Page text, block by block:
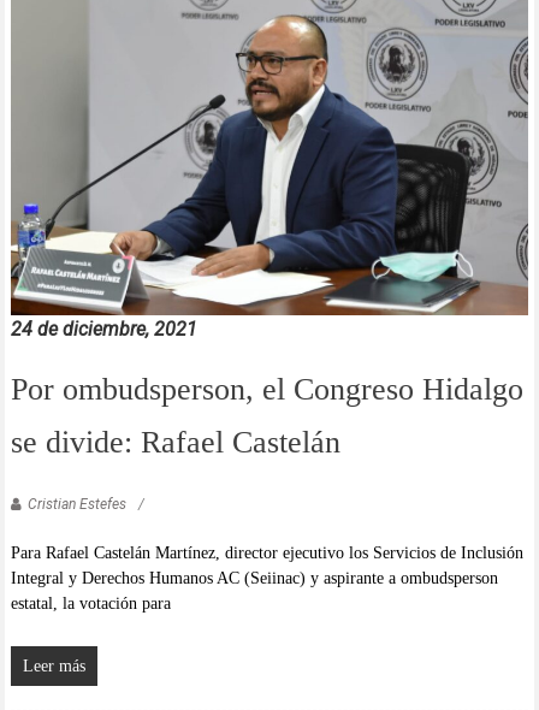
24 de diciembre, 2021
Por ombudsperson, el Congreso Hidalgo
se divide: Rafael Castelán
Cristian Estefes
Para Rafael Castelán Martínez, director ejecutivo los Servicios de Inclusión
Integral y Derechos Humanos AC (Seiinac) y aspirante a ombudsperson
estatal, la votación para
Leer más